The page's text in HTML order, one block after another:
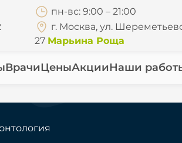
пн-вс: 9:00 – 21:00
г. Москва, ул.
27 Марьина Роща
ВрачиЦеныАкцииНаши